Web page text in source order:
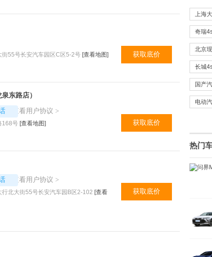
55号长安汽车园区C区5-2号 [查看地图]
获取底价
东路店）
查看用户协议 >
168号 [查看地图]
获取底价
查看用户协议 >
北大街55号长安汽车园B区2-102 [查看
获取底价
上海
奇瑞
北京
长城
国产
电动
热门